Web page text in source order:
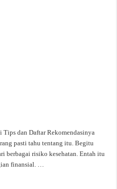
Tips dan Daftar Rekomendasinya
pasti tahu tentang itu. Begitu
berbagai risiko kesehatan. Entah itu
finansial. …